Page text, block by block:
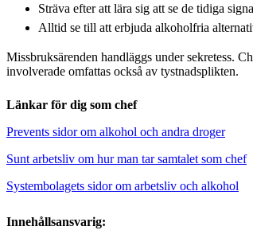
Sträva efter att lära sig att se de tidiga
Alltid se till att erbjuda alkoholfria
Missbruksärenden handläggs under sekretess.
involverade omfattas också av tystnadsplikten.
Länkar för dig som chef
Prevents sidor om alkohol och andra droger
Sunt arbetsliv om hur man tar samtalet som chef
Systembolagets sidor om arbetsliv och alkohol
Innehållsansvarig: